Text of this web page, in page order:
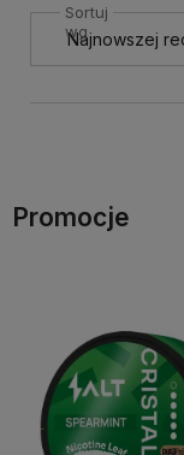
Sortuj
wg
Promocje